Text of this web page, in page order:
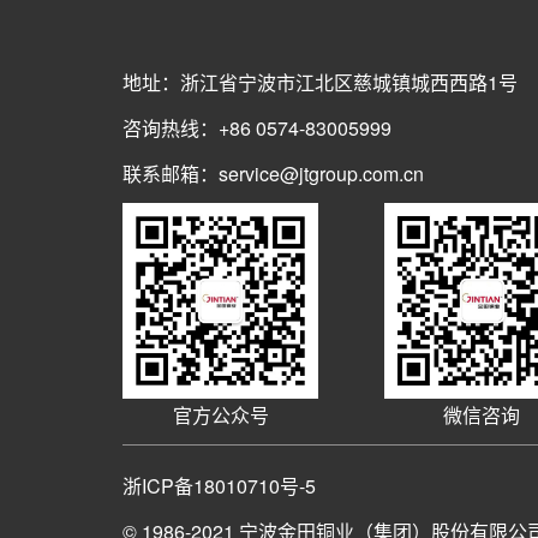
地址：浙江省宁波市江北区慈城镇城西西路1号
咨询热线：+86 0574-83005999
联系邮箱：service@jtgroup.com.cn
官方公众号 微信咨询
浙ICP备18010710号-5
© 1986-2021 宁波金田铜业（集团）股份有限公